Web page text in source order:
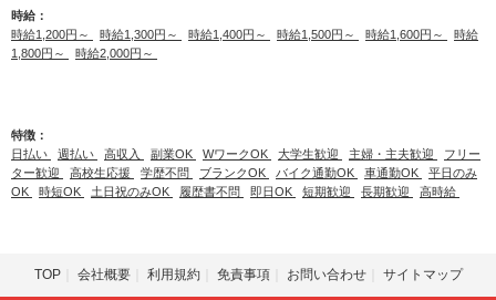
時給：
時給1,200円～
時給1,300円～ 時給1,400円～ 時給1,500円～ 時給1,600円～
時給
1,800円～
時給2,000円～
特徴：
日払い
週払い 高収入 副業OK WワークOK 大学生歓迎 主婦・主夫歓迎
フリー
ター歓迎
高校生応援 学歴不問 ブランクOK バイク通勤OK 車通勤OK
平日のみ
OK
時短OK 土日祝のみOK 履歴書不問 即日OK 短期歓迎 長期歓迎 高時給
TOP 会社概要 利用規約 免責事項 お問い合わせ サイトマップ